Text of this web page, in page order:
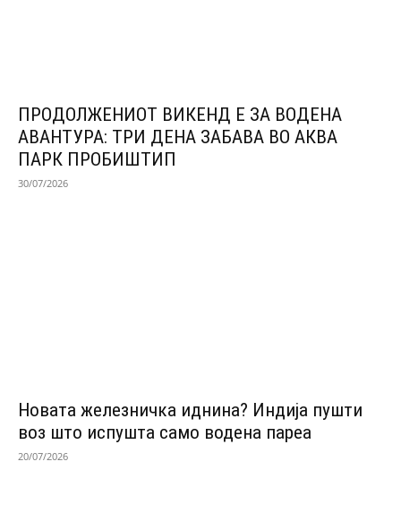
ПРОДОЛЖЕНИОТ ВИКЕНД Е ЗА ВОДЕНА
АВАНТУРА: ТРИ ДЕНА ЗАБАВА ВО АКВА
ПАРК ПРОБИШТИП
30/07/2026
Новата железничка иднина? Индија пушти
воз што испушта само водена пареа
20/07/2026